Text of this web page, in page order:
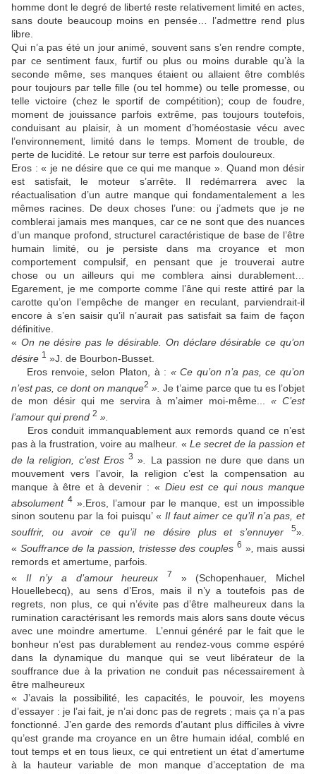
homme dont le degré de liberté reste relativement limité en actes,
sans doute beaucoup moins en pensée… l’admettre rend plus
libre.
Qui n’a pas été un jour animé, souvent sans s’en rendre compte,
par ce sentiment faux, furtif ou plus ou moins durable qu’à la
seconde même, ses manques étaient ou allaient être comblés
pour toujours par telle fille (ou tel homme) ou telle promesse, ou
telle victoire (chez le sportif de compétition); coup de foudre,
moment de jouissance parfois extrême, pas toujours toutefois,
conduisant au plaisir, à un moment d’homéostasie vécu avec
l’environnement, limité dans le temps. Moment de trouble, de
perte de lucidité. Le retour sur terre est parfois douloureux.
Eros : « je ne désire que ce qui me manque ». Quand mon désir
est satisfait, le moteur s’arrête. Il redémarrera avec la
réactualisation d’un autre manque qui fondamentalement a les
mêmes racines. De deux choses l’une: ou j’admets que je ne
comblerai jamais mes manques, car ce ne sont que des nuances
d’un manque profond, structurel caractéristique de base de l’être
humain limité, ou je persiste dans ma croyance et mon
comportement compulsif, en pensant que je trouverai autre
chose ou un ailleurs qui me comblera ainsi durablement…
Egarement, je me comporte comme l’âne qui reste attiré par la
carotte qu’on l’empêche de manger en reculant, parviendrait-il
encore à s’en saisir qu’il n’aurait pas satisfait sa faim de façon
définitive.
« On ne désire pas le désirable. On déclare désirable ce qu’on
désire 1 »J. de Bourbon-Busset.
Eros renvoie, selon Platon, à : « Ce qu’on n’a pas, ce qu’on
n’est pas, ce dont on manque2 ». Je t’aime parce que tu es l’objet
de mon désir qui me servira à m’aimer moi-même... « C’est
l’amour qui prend 2 ».
Eros conduit immanquablement aux remords quand ce n’est
pas à la frustration, voire au malheur. « Le secret de la passion et
de la religion, c’est Eros3 »
La passion ne dure que dans un
mouvement vers l’avoir, la religion c’est la compensation au
manque à être et à devenir : « Dieu est ce qui nous manque
absolument 4 ».Eros, l’amour par le manque, est un impossible
sinon soutenu par la foi puisqu’ « Il faut aimer ce qu’il n’a pas, et
souffrir, ou avoir ce qu’il ne désire plus et s’ennuyer
5»
« Souffrance de la passion, tristesse des couples 6 », mais aussi
remords et amertume, parfois.
« Il n’y a d’amour heureux 7
» (Schopenhauer, Michel
Houellebecq), au sens d’Eros, mais il n’y a toutefois pas de
regrets, non plus, ce qui n’évite pas d’être malheureux dans la
rumination caractérisant les remords mais alors sans doute vécus
avec une moindre amertume. L’ennui généré par le fait que le
bonheur n’est pas durablement au rendez-vous comme espéré
dans la dynamique du manque qui se veut libérateur de la
souffrance due à la privation ne conduit pas nécessairement à
être malheureux
« J’avais la possibilité, les capacités, le pouvoir, les moyens
d’essayer : je l’ai fait, je n’ai donc pas de regrets ; mais ça n’a pas
fonctionné. J’en garde des remords d’autant plus difficiles à vivre
qu’est grande ma croyance en un être humain idéal, comblé en
tout temps et en tous lieux, ce qui entretient un état d’amertume
à la hauteur variable de mon manque d’acceptation de ma